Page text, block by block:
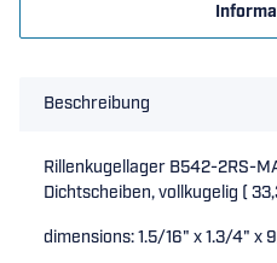
Beschreibung
Rillenkugellager B542-2RS-
Dichtscheiben, vollkugelig (
dimensions: 1.5/16" x 1.3/4" x